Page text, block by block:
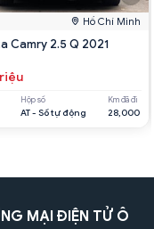
Hồ Chí Minh
Camry 2.5 Q 2021
Hộp số
AT - Số tự động
Km đã đi
28,000
MẠI ĐIỆN TỬ Ô